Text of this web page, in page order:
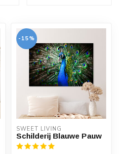
-15%
SWEET LIVING
Schilderij Blauwe Pauw